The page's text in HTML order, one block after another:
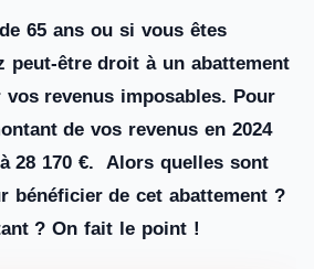
65 ans ou si vous êtes
peut-être droit à un abattement
revenus imposables. Pour
de vos revenus en 2024
28 170 €. Alors quelles sont
bénéficier de cet abattement ?
? On fait le point !